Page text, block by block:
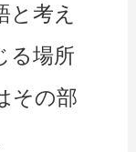
と考え
る場所
その部